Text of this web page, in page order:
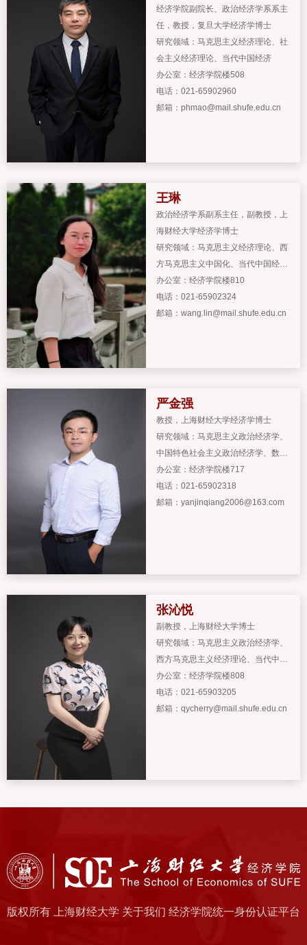
经济学院副院长、政治经济学系系主
任 ，教授 ，复旦大学经济学博士
研究领域：马克思主义经济理论、社
会主义经济理论、当代中国经济
办公室：经济学院楼508
电话：021-65902960
邮箱：phmao@mail.shufe.edu.cn
王琳
政治经济学系副系主任 ，副教授 ，上
海财经大学经济学博士
研究领域：马克思主义经济理论、西
方马克思主义中国化、当代中国经济
问题研究
办公室：经济学院楼810
电话：021-65902324
邮箱：wang.lin@mail.shufe.edu.cn
严金强
教授 ，上海财经大学经济学博士
研究领域：马克思主义政治经济学、
中国特色社会主义政治经济学、数理
政治经济学
办公室：经济学院楼717
电话：021-65902318
邮箱：yanjinqiang2006@163.com
张沁悦
副教授 ，
上海财经大学博士
研究领域：马克思主义政治经济学、
西方马克思主义经济理论、当代中国
经济问题
办公室：经济学院楼808
电话：021-65903205
邮箱：qycherry@mail.shufe.edu.cn
版权所有 上海财经大学 关于我们 经济学院统一身份认证平台